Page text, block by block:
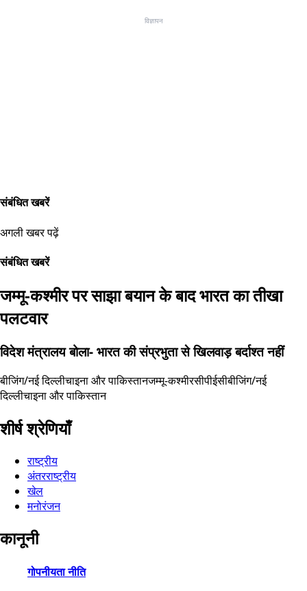
विज्ञापन
संबंधित खबरें
अगली खबर पढ़ें
संबंधित खबरें
जम्मू-कश्मीर पर साझा बयान के बाद भारत का तीखा
पलटवार
विदेश मंत्रालय बोला- भारत की संप्रभुता से खिलवाड़ बर्दाश्त नहीं
बीजिंग/नई दिल्लीचाइना और पाकिस्तानजम्मू-कश्मीरसीपीईसीबीजिंग/नई
दिल्लीचाइना और पाकिस्तान
शीर्ष श्रेणियाँ
राष्ट्रीय
अंतरराष्ट्रीय
खेल
मनोरंजन
कानूनी
गोपनीयता नीति